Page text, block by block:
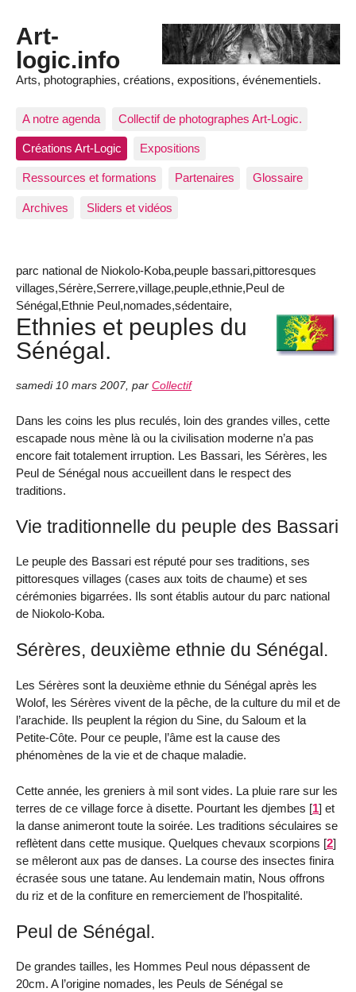
Art-
logic.info
Arts, photographies, créations, expositions, événementiels.
A notre agenda Collectif de photographes Art-Logic.
Créations Art-Logic Expositions
Ressources et formations Partenaires Glossaire
Archives Sliders et vidéos
parc national de Niokolo-Koba,peuple bassari,pittoresques
villages,Sérère,Serrere,village,peuple,ethnie,Peul de
Sénégal,Ethnie Peul,nomades,sédentaire,
Ethnies et peuples du
Sénégal.
samedi 10 mars 2007, par Collectif
Dans les coins les plus reculés, loin des grandes villes, cette
escapade nous mène là ou la civilisation moderne n’a pas
encore fait totalement irruption. Les Bassari, les Sérères, les
Peul de Sénégal nous accueillent dans le respect des
traditions.
Vie traditionnelle du peuple des Bassari
Le peuple des Bassari est réputé pour ses traditions, ses
pittoresques villages (cases aux toits de chaume) et ses
cérémonies bigarrées. Ils sont établis autour du parc national
de Niokolo-Koba.
Sérères, deuxième ethnie du Sénégal.
Les Sérères sont la deuxième ethnie du Sénégal après les
Wolof, les Sérères vivent de la pêche, de la culture du mil et de
l’arachide. Ils peuplent la région du Sine, du Saloum et la
Petite-Côte. Pour ce peuple, l’âme est la cause des
phénomènes de la vie et de chaque maladie.
Cette année, les greniers à mil sont vides. La pluie rare sur les
terres de ce village force à disette. Pourtant les djembes [1] et
la danse animeront toute la soirée. Les traditions séculaires se
reflètent dans cette musique. Quelques chevaux scorpions [2]
se mêleront aux pas de danses. La course des insectes finira
écrasée sous une tatane. Au lendemain matin, Nous offrons
du riz et de la confiture en remerciement de l’hospitalité.
Peul de Sénégal.
De grandes tailles, les Hommes Peul nous dépassent de
20cm. A l’origine nomades, les Peuls de Sénégal se